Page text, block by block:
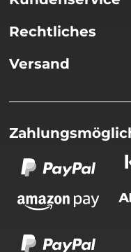
Rechtliches
Versand